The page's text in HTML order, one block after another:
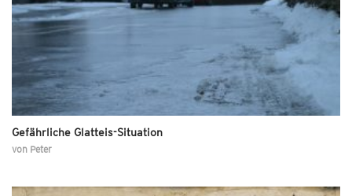
Gefährliche Glatteis-Situation
von Peter